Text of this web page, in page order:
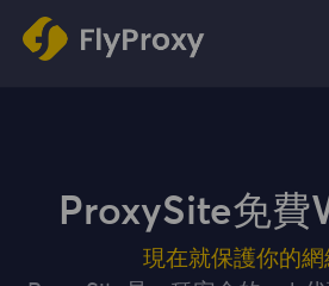
ProxySite免費
現在就保護你的網